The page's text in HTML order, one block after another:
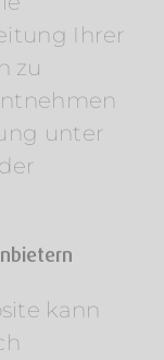
Ihrer
zu
unter
kann